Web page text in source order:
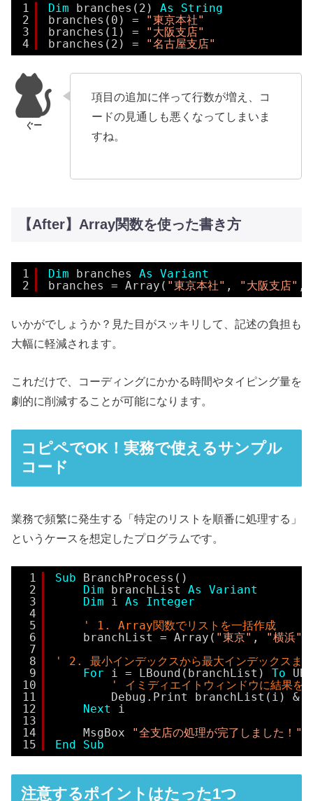
1
2
3
4
Dim branches(2) As
String
branches(0) =
"東京本社"
branches(1) =
"大阪支店"
branches(2) =
"名古屋支店"
項目の追加に伴って行数が増え、コ
ードの見通しも悪くなってしまいま
すね。
【After】Array関数を使った書き方
1
2
Dim branches As
Variant
branches = Array( "東京本社" , "大阪支店" ,
いかがでしょうか？見た目がスッキリして、記述の負担も
大幅に軽減されます。
これだけで、コーディングにかかる時間やタイピング量を
劇的に削減することが可能になります。
コピペでOK！実務で使えるサンプル
コード
業務で頻繁に発生する「特定のリストを順番に処理する」
というケースを想定したプログラムです。
1
2
3
4
5
6
7
8
9
10
11
12
13
14
15
Sub
BranchProcess()
Dim
branchList As
Variant
Dim
i As
Integer
' 1. Array関数でリストを一括作成
branchList = Array( "東京" , "横浜"
' 2. 最小インデックスから最大インデックスま
For
i = LBound(branchList) To
' イミディエイトウィンドウに結果を
Debug.Print branchList(i) &
Next
i
MsgBox
"全支店の処理が完了しました！"
End
Sub
注意するポイントはたった1つ